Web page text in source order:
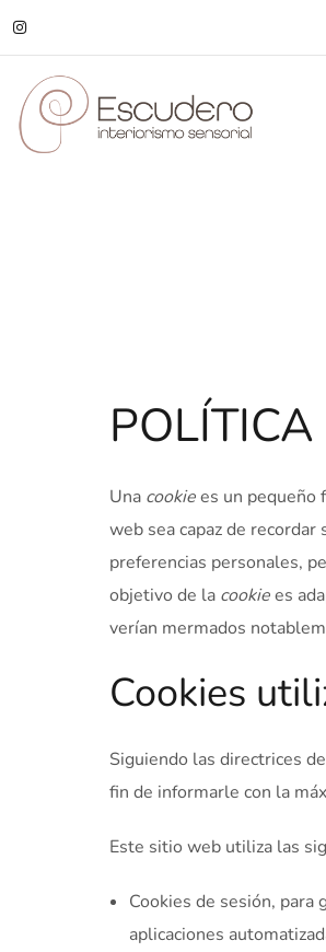
Una cookiees un pequeño
web sea capaz de recordar
preferencias personales,
objetivo de la cookiees
verían mermados
Cookies
Siguiendo las directrices
fin de informarle con la
Este sitio web utiliza las
Cookies de sesión, para
aplicaciones